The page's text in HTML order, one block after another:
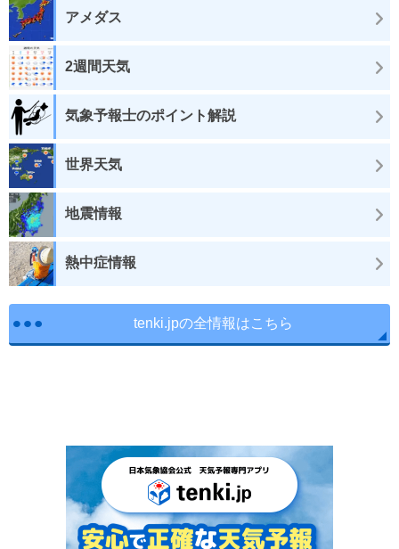
アメダス
2週間天気
気象予報士のポイント解説
世界天気
地震情報
熱中症情報
tenki.jpの全情報はこちら